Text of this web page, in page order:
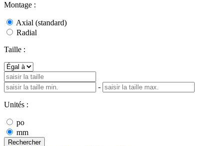
Montage :
Axial (standard)
Radial
Taille :
-
Unités :
po
mm
Rechercher